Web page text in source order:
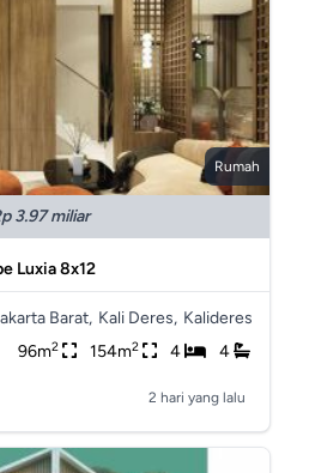
Rumah
3.97 miliar
Luxia 8x12
Barat, Kali Deres, Kalideres
96m2 154m2 4 4
2 hari yang lalu